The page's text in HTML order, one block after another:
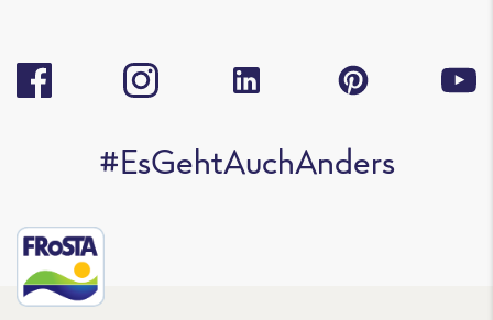
#EsGehtAuchAnders